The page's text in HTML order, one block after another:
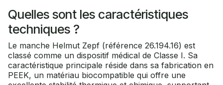
Quelles sont les caractéristiques
techniques ?
Le manche Helmut Zepf (référence 26.194.16) est
classé comme un dispositif médical de Classe I. Sa
caractéristique principale réside dans sa fabrication en
PEEK, un matériau biocompatible qui offre une